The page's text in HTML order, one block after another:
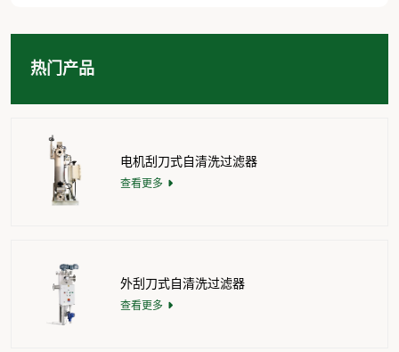
热门产品
电机刮刀式自清洗过滤器
查看更多
外刮刀式自清洗过滤器
查看更多